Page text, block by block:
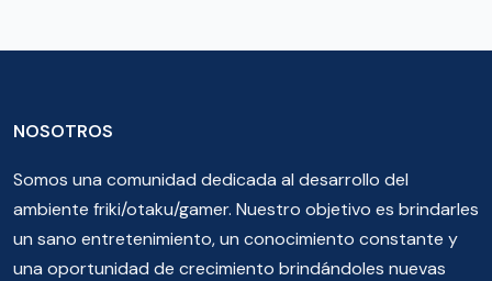
NOSOTROS
Somos una comunidad dedicada al desarrollo del
ambiente friki/otaku/gamer. Nuestro objetivo es brindarles
un sano entretenimiento, un conocimiento constante y
una oportunidad de crecimiento brindándoles nuevas